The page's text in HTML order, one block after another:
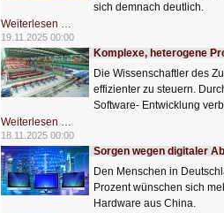
sich demnach deutlich.
Weiterlesen …
KI
die
Google-
Suche
verändert
19.11.2025 00:00
Komplexe, heterogene
Die Wissenschaftler des
effizienter zu steuern.
Software- Entwicklung
Weiterlesen …
heterogene
Produktionsanlagen
modellieren
18.11.2025 00:00
Sorgen wegen digitaler
Den Menschen in
Prozent wünschen sich
Hardware aus China.